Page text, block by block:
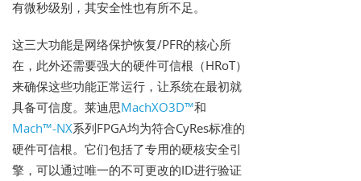
有微秒级别，其安全性也有所不足。
这三大功能是网络保护恢复/PFR的核心所
在，此外还需要强大的硬件可信根（HRoT）
来确保这些功能正常运行，让系统在最初就
具备可信度。莱迪思MachXO3D™和
Mach™-NX系列FPGA均为符合CyRes标准的
硬件可信根。它们包括了专用的硬核安全引
擎，可以通过唯一的不可更改的ID进行验证